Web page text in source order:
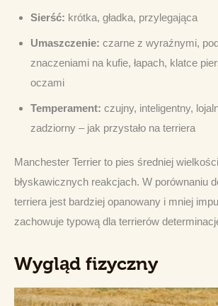
Sierść: krótka, gładka, przylegająca
Umaszczenie: czarne z wyraźnymi,
znaczeniami na kufie, łapach, klatce
oczami
Temperament: czujny, inteligentny,
zadziorny – jak przystało na terriera
Manchester Terrier to pies średniej
błyskawicznych reakcjach. W porównaniu
terriera jest bardziej opanowany i mniej
zachowuje typową dla terrierów
Wygląd fizyczny